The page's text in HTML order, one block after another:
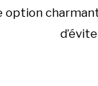
option